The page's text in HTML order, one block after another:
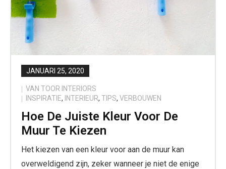
JANUARI 25, 2020
VAN TOOR INTERIORS
INSPIRATIE, INTERIEUR, TIPS, VERBOUWEN
Hoe De Juiste Kleur Voor De
Muur Te Kiezen
Het kiezen van een kleur voor aan de muur kan
overweldigend zijn, zeker wanneer je niet de enige